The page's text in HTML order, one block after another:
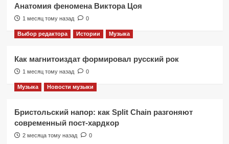
Анатомия феномена Виктора Цоя
1 месяц тому назад 0
Выбор редактора Истории Музыка
Как магнитоиздат формировал русский рок
1 месяц тому назад 0
Музыка Новости музыки
Бристольский напор: как Split Chain разгоняют
современный пост-хардкор
2 месяца тому назад 0